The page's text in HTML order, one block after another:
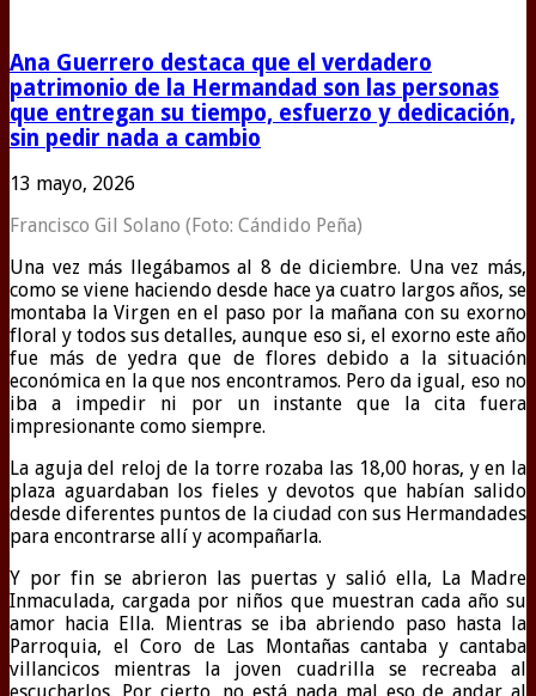
Ana Guerrero destaca que el verdadero
patrimonio de la Hermandad son las personas
que entregan su tiempo, esfuerzo y dedicación,
sin pedir nada a cambio
13 mayo, 2026
Francisco Gil Solano (Foto: Cándido Peña)
Una vez más llegábamos al 8 de diciembre. Una vez más,
como se viene haciendo desde hace ya cuatro largos años, se
montaba la Virgen en el paso por la mañana con su exorno
floral y todos sus detalles, aunque eso si, el exorno este año
fue más de yedra que de flores debido a la situación
económica en la que nos encontramos. Pero da igual, eso no
iba a impedir ni por un instante que la cita fuera
impresionante como siempre.
La aguja del reloj de la torre rozaba las 18,00 horas, y en la
plaza aguardaban los fieles y devotos que habían salido
desde diferentes puntos de la ciudad con sus Hermandades
para encontrarse allí y acompañarla.
Y por fin se abrieron las puertas y salió ella, La Madre
Inmaculada, cargada por niños que muestran cada año su
amor hacia Ella. Mientras se iba abriendo paso hasta la
Parroquia, el Coro de Las Montañas cantaba y cantaba
villancicos mientras la joven cuadrilla se recreaba al